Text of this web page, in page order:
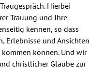
Hierbei
Trauung und Ihre
kennen, so dass
Erlebnisse und Ansichten
können. Und wir
christlicher Glaube zur